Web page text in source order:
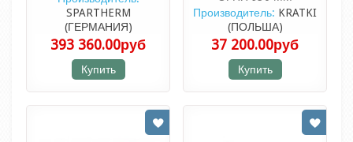
SPARTHERM
(ГЕРМАНИЯ)
393 360.00руб
Купить
Производитель: KRATKI
(ПОЛЬША)
37 200.00руб
Купить